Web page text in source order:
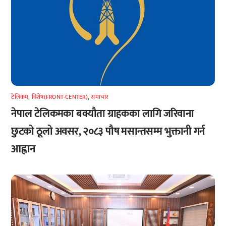
टेलिकम, विशेष(FRONT-CENTER),समाचार
नेपाल टेलिकमका बक्यौता ग्राहकका लागि जरिवाना
छुटको ठूलो अवसर, २०८३ पौष मसान्तसम्म भुक्तानी गर्न
आह्वान